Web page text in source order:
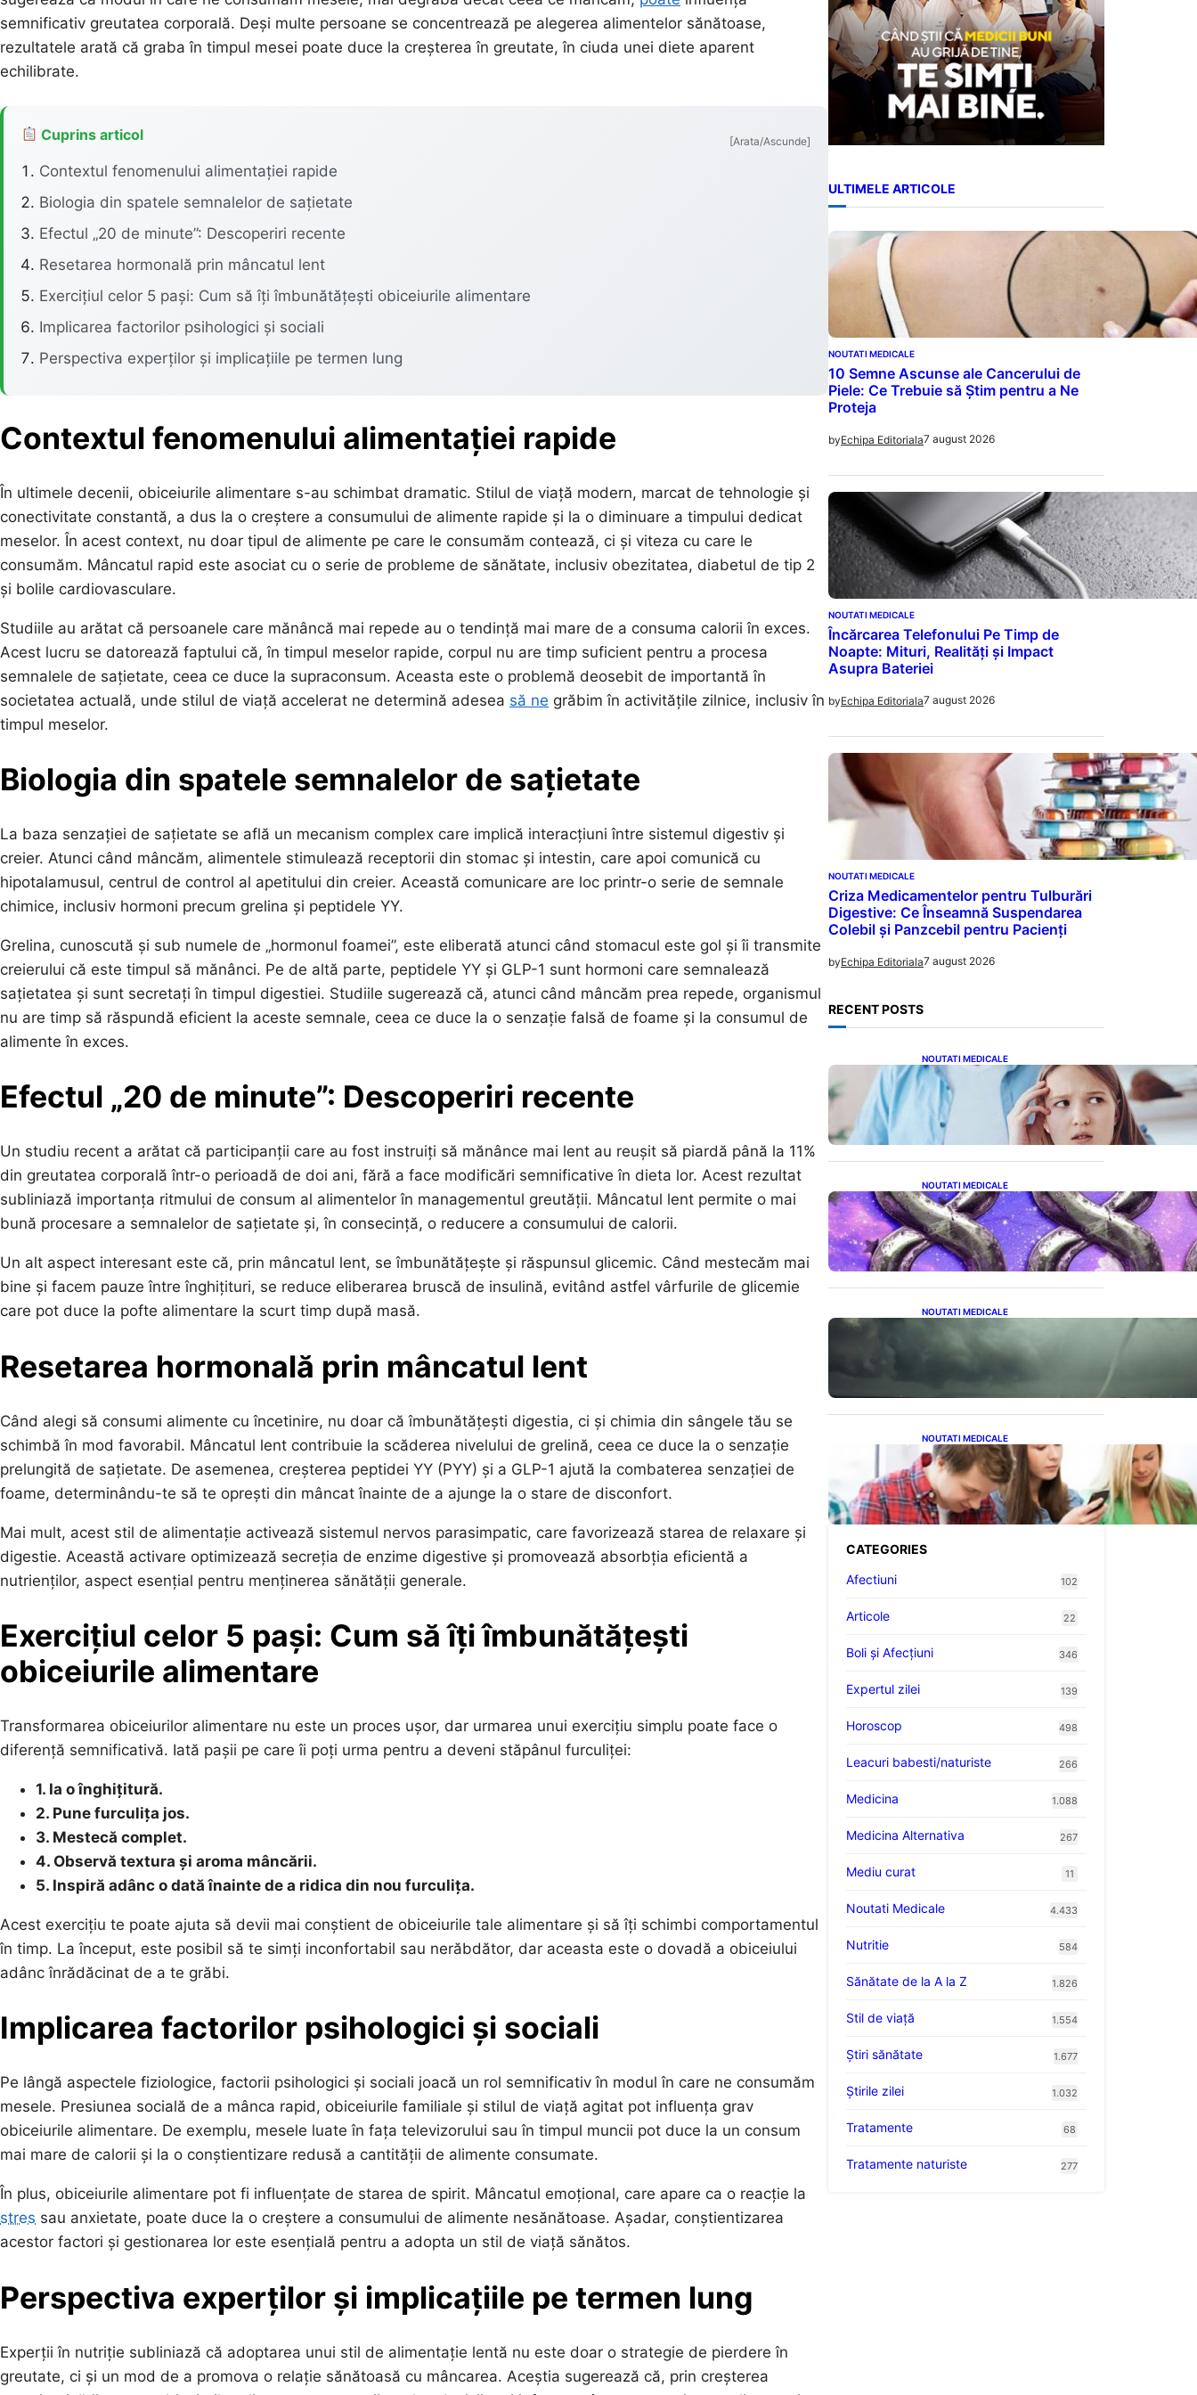
semnificativ greutatea corporală. Deși multe persoane se concentrează pe alegerea alimentelor sănătoase,
rezultatele arată că graba în timpul mesei poate duce la creșterea în greutate, în ciuda unei diete aparent
echilibrate.
Cuprins articol [Arata/Ascunde]
Contextul fenomenului alimentației rapide
Biologia din spatele semnalelor de sațietate
Efectul „20 de minute”: Descoperiri recente
Resetarea hormonală prin mâncatul lent
Exercițiul celor 5 pași: Cum să îți îmbunătățești obiceiurile alimentare
Implicarea factorilor psihologici și sociali
Perspectiva experților și implicațiile pe termen lung
Contextul fenomenului alimentației rapide
În ultimele decenii, obiceiurile alimentare s-au schimbat dramatic. Stilul de viață modern, marcat de tehnologie și
conectivitate constantă, a dus la o creștere a consumului de alimente rapide și la o diminuare a timpului dedicat
meselor. În acest context, nu doar tipul de alimente pe care le consumăm contează, ci și viteza cu care le
consumăm. Mâncatul rapid este asociat cu o serie de probleme de sănătate, inclusiv obezitatea, diabetul de tip 2
și bolile cardiovasculare.
Studiile au arătat că persoanele care mănâncă mai repede au o tendință mai mare de a consuma calorii în exces.
Acest lucru se datorează faptului că, în timpul meselor rapide, corpul nu are timp suficient pentru a procesa
semnalele de sațietate, ceea ce duce la supraconsum. Aceasta este o problemă deosebit de importantă în
societatea actuală, unde stilul de viață accelerat ne determină adesea să ne grăbim în activitățile zilnice, inclusiv în
timpul meselor.
Biologia din spatele semnalelor de sațietate
La baza senzației de sațietate se află un mecanism complex care implică interacțiuni între sistemul digestiv și
creier. Atunci când mâncăm, alimentele stimulează receptorii din stomac și intestin, care apoi comunică cu
hipotalamusul, centrul de control al apetitului din creier. Această comunicare are loc printr-o serie de semnale
chimice, inclusiv hormoni precum grelina și peptidele YY.
Grelina, cunoscută și sub numele de „hormonul foamei”, este eliberată atunci când stomacul este gol și îi transmite
creierului că este timpul să mănânci. Pe de altă parte, peptidele YY și GLP-1 sunt hormoni care semnalează
sațietatea și sunt secretați în timpul digestiei. Studiile sugerează că, atunci când mâncăm prea repede, organismul
nu are timp să răspundă eficient la aceste semnale, ceea ce duce la o senzație falsă de foame și la consumul de
alimente în exces.
Efectul „20 de minute”: Descoperiri recente
Un studiu recent a arătat că participanții care au fost instruiți să mănânce mai lent au reușit să piardă până la 11%
din greutatea corporală într-o perioadă de doi ani, fără a face modificări semnificative în dieta lor. Acest rezultat
subliniază importanța ritmului de consum al alimentelor în managementul greutății. Mâncatul lent permite o mai
bună procesare a semnalelor de sațietate și, în consecință, o reducere a consumului de calorii.
Un alt aspect interesant este că, prin mâncatul lent, se îmbunătățește și răspunsul glicemic. Când mestecăm mai
bine și facem pauze între înghițituri, se reduce eliberarea bruscă de insulină, evitând astfel vârfurile de glicemie
care pot duce la pofte alimentare la scurt timp după masă.
Resetarea hormonală prin mâncatul lent
Când alegi să consumi alimente cu încetinire, nu doar că îmbunătățești digestia, ci și chimia din sângele tău se
schimbă în mod favorabil. Mâncatul lent contribuie la scăderea nivelului de grelină, ceea ce duce la o senzație
prelungită de sațietate. De asemenea, creșterea peptidei YY (PYY) și a GLP-1 ajută la combaterea senzației de
foame, determinându-te să te oprești din mâncat înainte de a ajunge la o stare de disconfort.
Mai mult, acest stil de alimentație activează sistemul nervos parasimpatic, care favorizează starea de relaxare și
digestie. Această activare optimizează secreția de enzime digestive și promovează absorbția eficientă a
nutrienților, aspect esențial pentru menținerea sănătății generale.
Exercițiul celor 5 pași: Cum să îți îmbunătățești
obiceiurile alimentare
Transformarea obiceiurilor alimentare nu este un proces ușor, dar urmarea unui exercițiu simplu poate face o
diferență semnificativă. Iată pașii pe care îi poți urma pentru a deveni stăpânul furculiței:
1. Ia o înghițitură.
2. Pune furculița jos.
3. Mestecă complet.
4. Observă textura și aroma mâncării.
5. Inspiră adânc o dată înainte de a ridica din nou furculița.
Acest exercițiu te poate ajuta să devii mai conștient de obiceiurile tale alimentare și să îți schimbi comportamentul
în timp. La început, este posibil să te simți inconfortabil sau nerăbdător, dar aceasta este o dovadă a obiceiului
adânc înrădăcinat de a te grăbi.
Implicarea factorilor psihologici și sociali
Pe lângă aspectele fiziologice, factorii psihologici și sociali joacă un rol semnificativ în modul în care ne consumăm
mesele. Presiunea socială de a mânca rapid, obiceiurile familiale și stilul de viață agitat pot influența grav
obiceiurile alimentare. De exemplu, mesele luate în fața televizorului sau în timpul muncii pot duce la un consum
mai mare de calorii și la o conștientizare redusă a cantității de alimente consumate.
În plus, obiceiurile alimentare pot fi influențate de starea de spirit. Mâncatul emoțional, care apare ca o reacție la
stres sau anxietate, poate duce la o creștere a consumului de alimente nesănătoase. Așadar, conștientizarea
acestor factori și gestionarea lor este esențială pentru a adopta un stil de viață sănătos.
Perspectiva experților și implicațiile pe termen lung
Experții în nutriție subliniază că adoptarea unui stil de alimentație lentă nu este doar o strategie de pierdere în
greutate, ci și un mod de a promova o relație sănătoasă cu mâncarea. Aceștia sugerează că, prin creșterea
ULTIMELE ARTICOLE
NOUTATI MEDICALE
10 Semne Ascunse ale Cancerului de
Piele: Ce Trebuie să Știm pentru a Ne
Proteja
byEchipa Editoriala7 august 2026
NOUTATI MEDICALE
Încărcarea Telefonului Pe Timp de
Noapte: Mituri, Realități și Impact
Asupra Bateriei
byEchipa Editoriala7 august 2026
NOUTATI MEDICALE
Criza Medicamentelor pentru Tulburări
Digestive: Ce Înseamnă Suspendarea
Colebil și Panzcebil pentru Pacienți
byEchipa Editoriala7 august 2026
RECENT POSTS
NOUTATI MEDICALE
Impactul Cuvintelor: Cele 7
Fraze Pe Care Părinții Ar
Trebui Să Le Evite Cu Primul
Născut
NOUTATI MEDICALE
Energia Banilor și a
Norocului: Ce să Eviți pe 8
August pentru a Nu Bloca
Fluxul Prosperității
NOUTATI MEDICALE
România în fața unei veri
extreme: Canicula și
efectele sale devastatoare
NOUTATI MEDICALE
Impactul ascuns al
smartphone-urilor asupra
sănătății: Cum scrollingul
zilnic ne afectează corpul
CATEGORIES
Afectiuni
102
Articole 22
Boli și Afecțiuni 346
Expertul zilei 139
Horoscop 498
Leacuri babesti/naturiste 266
Medicina 1.088
Medicina Alternativa 267
Mediu curat 11
Noutati Medicale 4.433
Nutritie 584
Sănătate de la A la Z 1.826
Stil de viaţă 1.554
Ştiri sănătate 1.677
Știrile zilei 1.032
Tratamente 68
Tratamente naturiste 277